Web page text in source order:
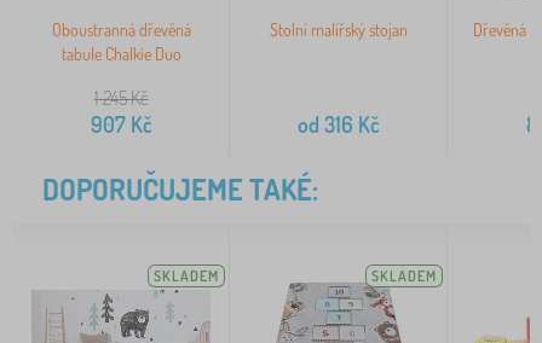
Oboustranná dřevěná
tabule Chalkie Duo
1 245Kč
907Kč
Stolní malířský stojan
od 316 Kč
Dřevěná
DOPORUČUJEME TAKÉ:
SKLADEM SKLADEM